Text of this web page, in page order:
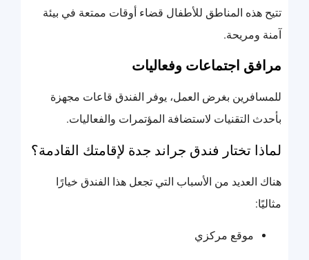
تتيح هذه المناطق للأطفال قضاء أوقات ممتعة في بيئة
آمنة ومريحة.
مرافق اجتماعات وفعاليات
للمسافرين بغرض العمل، يوفر الفندق قاعات مجهزة
بأحدث التقنيات لاستضافة المؤتمرات والفعاليات.
لماذا تختار فندق جراند جدة لإقامتك القادمة؟
هناك العديد من الأسباب التي تجعل هذا الفندق خيارًا
مثاليًا:
موقع مركزي